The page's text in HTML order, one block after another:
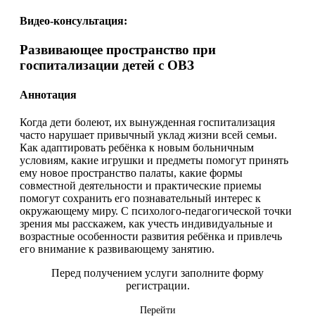
Видео-консультация:
Развивающее пространство при
госпитализации детей с ОВЗ
Аннотация
Когда дети болеют, их вынужденная госпитализация
часто нарушает привычный уклад жизни всей семьи.
Как адаптировать ребёнка к новым больничным
условиям, какие игрушки и предметы помогут принять
ему новое пространство палаты, какие формы
совместной деятельности и практические приемы
помогут сохранить его познавательный интерес к
окружающему миру. С психолого-педагогической точки
зрения мы расскажем, как учесть индивидуальные и
возрастные особенности развития ребёнка и привлечь
его внимание к развивающему занятию.
Перед получением услуги заполните форму
регистрации.
Перейти